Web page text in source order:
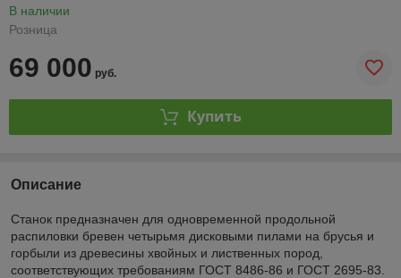
В наличии
Розница
69 000 руб.
Купить
Описание
Станок предназначен для одновременной продольной
распиловки бревен четырьмя дисковыми пилами на брусья и
горбыли из древесины хвойных и лиственных пород,
соответствующих требованиям ГОСТ 8486-86 и ГОСТ 2695-83.